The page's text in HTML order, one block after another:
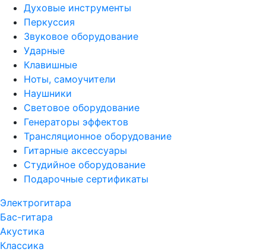
Духовые инструменты
Перкуссия
Звуковое оборудование
Ударные
Клавишные
Ноты, самоучители
Наушники
Световое оборудование
Генераторы эффектов
Трансляционное оборудование
Гитарные аксессуары
Студийное оборудование
Подарочные сертификаты
Электрогитара
Бас-гитара
Акустика
Классика